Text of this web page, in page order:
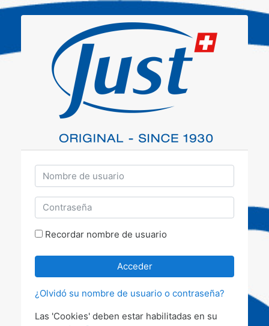
Salta al contenido principal
Nombre de usuario
Contraseña
Recordar nombre de usuario
Acceder
¿Olvidó su nombre de usuario o contraseña?
Las 'Cookies' deben estar habilitadas en su